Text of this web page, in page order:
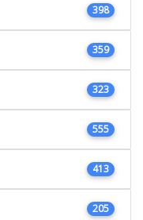
398
359
323
555
413
205